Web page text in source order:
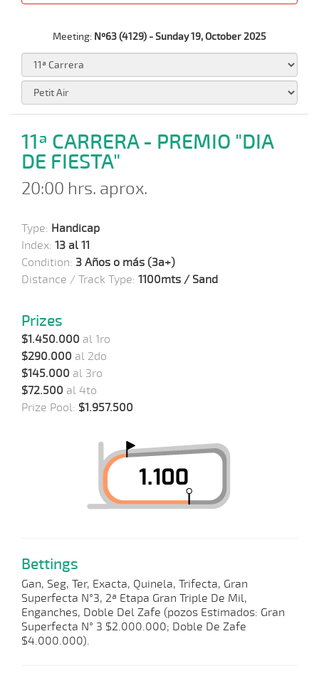
Meeting: Nº63 (4129) - Sunday 19, October 2025
11ª CARRERA - PREMIO "DIA
DE FIESTA"
20:00 hrs. aprox.
Type: Handicap
Index: 13 al 11
Condition: 3 Años o más (3a+)
Distance / Track Type: 1100mts / Sand
Prizes
$1.450.000 al 1ro
$290.000 al 2do
$145.000 al 3ro
$72.500 al 4to
Prize Pool: $1.957.500
Bettings
Gan, Seg, Ter, Exacta, Quinela, Trifecta, Gran
Superfecta N°3, 2ª Etapa Gran Triple De Mil,
Enganches, Doble Del Zafe (pozos Estimados: Gran
Superfecta N° 3 $2.000.000; Doble De Zafe
$4.000.000).